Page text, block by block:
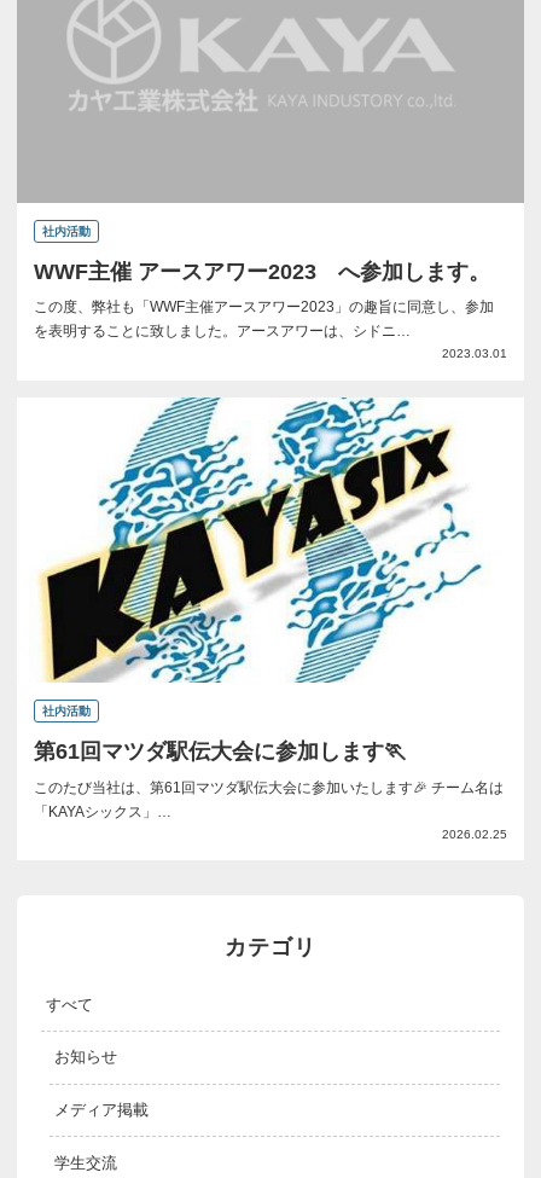
社内活動
WWF主催 アースアワー2023 へ参加します。
この度、弊社も「WWF主催アースアワー2023」の趣旨に同意し、参加
を表明することに致しました。アースアワーは、シドニ…
2023.03.01
社内活動
第61回マツダ駅伝大会に参加します🏃
このたび当社は、第61回マツダ駅伝大会に参加いたします🎉 チーム名は
「KAYAシックス」…
2026.02.25
カテゴリ
すべて
お知らせ
メディア掲載
学生交流